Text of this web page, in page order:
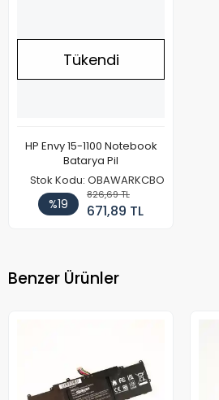
Tükendi
HP Envy 15-1100 Notebook
Batarya Pil
Stok Kodu: OBAWARKCBO
%19
826,69 TL
671,89 TL
Benzer Ürünler